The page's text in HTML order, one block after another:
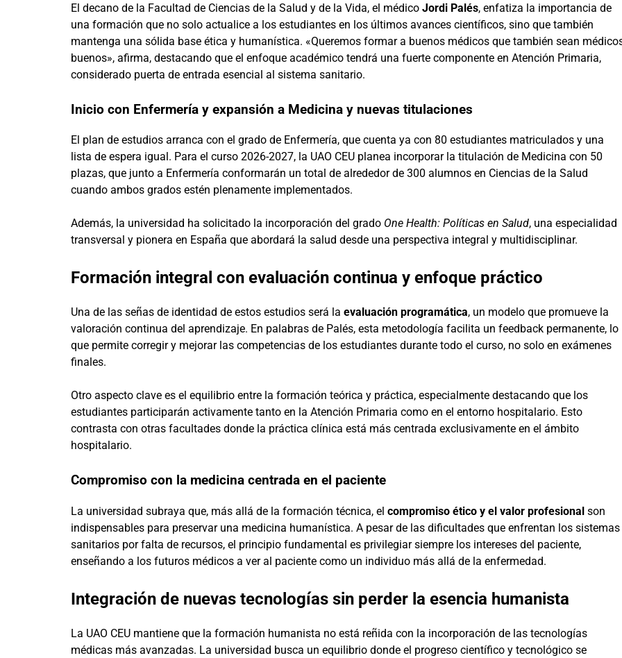
El decano de la Facultad de Ciencias de la Salud y de la Vida, el médico Jordi Palés, enfatiza la importancia de
una formación que no solo actualice a los estudiantes en los últimos avances científicos, sino que también
mantenga una sólida base ética y humanística. «Queremos formar a buenos médicos que también sean
buenos», afirma, destacando que el enfoque académico tendrá una fuerte componente en Atención Primaria,
considerado puerta de entrada esencial al sistema sanitario.
Inicio con Enfermería y expansión a Medicina y nuevas titulaciones
El plan de estudios arranca con el grado de Enfermería, que cuenta ya con 80 estudiantes matriculados y una
lista de espera igual. Para el curso 2026-2027, la UAO CEU planea incorporar la titulación de Medicina con 50
plazas, que junto a Enfermería conformarán un total de alrededor de 300 alumnos en Ciencias de la Salud
cuando ambos grados estén plenamente implementados.
Además, la universidad ha solicitado la incorporación del grado One Health: Políticas en Salud, una especialidad
transversal y pionera en España que abordará la salud desde una perspectiva integral y multidisciplinar.
Formación integral con evaluación continua y enfoque práctico
Una de las señas de identidad de estos estudios será la evaluación programática, un modelo que promueve la
valoración continua del aprendizaje. En palabras de Palés, esta metodología facilita un feedback permanente, lo
que permite corregir y mejorar las competencias de los estudiantes durante todo el curso, no solo en exámenes
finales.
Otro aspecto clave es el equilibrio entre la formación teórica y práctica, especialmente destacando que los
estudiantes participarán activamente tanto en la Atención Primaria como en el entorno hospitalario. Esto
contrasta con otras facultades donde la práctica clínica está más centrada exclusivamente en el ámbito
hospitalario.
Compromiso con la medicina centrada en el paciente
La universidad subraya que, más allá de la formación técnica, el compromiso ético y el valor profesional son
indispensables para preservar una medicina humanística. A pesar de las dificultades que enfrentan los sistemas
sanitarios por falta de recursos, el principio fundamental es privilegiar siempre los intereses del paciente,
enseñando a los futuros médicos a ver al paciente como un individuo más allá de la enfermedad.
Integración de nuevas tecnologías sin perder la esencia humanista
La UAO CEU mantiene que la formación humanista no está reñida con la incorporación de las tecnologías
médicas más avanzadas. La universidad busca un equilibrio donde el progreso científico y tecnológico se